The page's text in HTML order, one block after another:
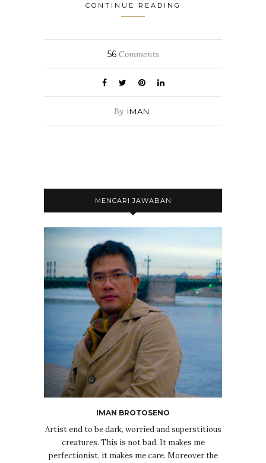
CONTINUE READING
56Comments
By IMAN
MENCARI JAWABAN
IMAN BROTOSENO
Artist end to be dark, worried and superstitious
creatures. This is not bad. It makes me
perfectionist, it makes me care. Moreover the